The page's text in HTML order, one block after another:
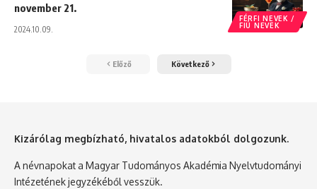
FÉRFI NEVEK /
FIÚ NEVEK
november 21.
2024.10.09.
Előző Következő
Kizárólag megbízható, hivatalos adatokból dolgozunk.
A névnapokat a Magyar Tudományos Akadémia Nyelvtudományi
Intézetének jegyzékéből vesszük.